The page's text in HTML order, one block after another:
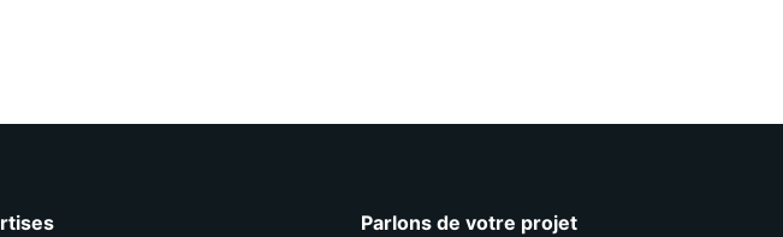
Parlons de votre projet